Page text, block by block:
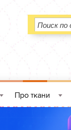
Про ткани